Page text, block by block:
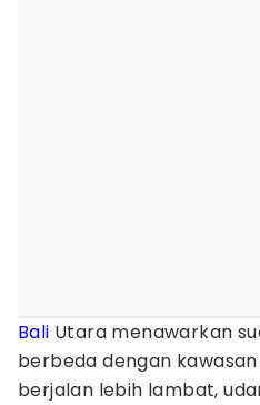
Bali Utara menawarkan
berbeda dengan
berjalan lebih lambat,